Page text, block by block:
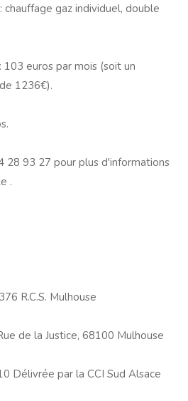
chauffage gaz individuel, double
euros par mois (soit un
1236€).
28 93 27 pour plus d'informations
.
R.C.S. Mulhouse
de la Justice, 68100 Mulhouse
Délivrée par la CCI Sud Alsace